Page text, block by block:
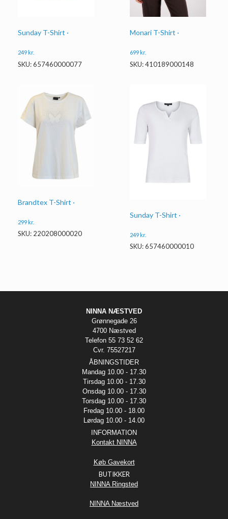
Sunday T-Shirt ·
249 kr.
SKU: 657460000077
Monari T-Shirt ·
699 kr.
SKU: 410189000148
Brandtex T-Shirt ·
299kr.
SKU: 220208000020
Sunday T-Shirt ·
249kr.
SKU: 657460000010
NINNA NÆSTVED
Grønnegade 26
4700 Næstved
Telefon 55 73 52 62
Cvr. 75527217
ÅBNINGSTIDER
Mandag 10.00 - 17.30
Tirsdag 10.00 - 17.30
Onsdag 10.00 - 17.30
Torsdag 10.00 - 17.30
Fredag 10.00 - 18.00
Lørdag 10.00 - 14.00
INFORMATION
Kontakt NINNA
Køb Gavekort
BUTIKKER
NINNA Ringsted
NINNA Næstved